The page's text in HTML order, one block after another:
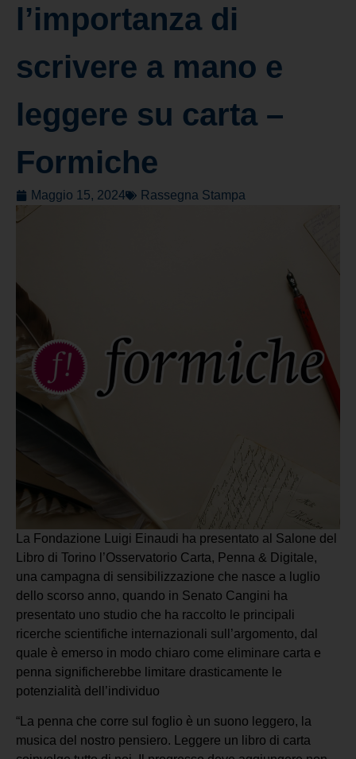
l’importanza di
scrivere a mano e
leggere su carta –
Formiche
Maggio 15, 2024 Rassegna Stampa
La Fondazione Luigi Einaudi ha presentato al Salone del
Libro di Torino l’Osservatorio Carta, Penna & Digitale,
una campagna di sensibilizzazione che nasce a luglio
dello scorso anno, quando in Senato Cangini ha
presentato uno studio che ha raccolto le principali
ricerche scientifiche internazionali sull’argomento, dal
quale è emerso in modo chiaro come eliminare carta e
penna significherebbe limitare drasticamente le
potenzialità dell’individuo
“La penna che corre sul foglio è un suono leggero, la
musica del nostro pensiero. Leggere un libro di carta